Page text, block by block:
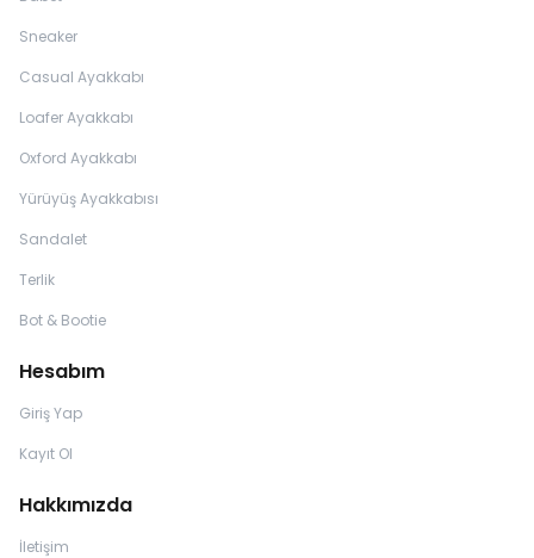
Sneaker
Casual Ayakkabı
Loafer Ayakkabı
Oxford Ayakkabı
Yürüyüş Ayakkabısı
Sandalet
Terlik
Bot & Bootie
Hesabım
Giriş Yap
Kayıt Ol
Hakkımızda
İletişim